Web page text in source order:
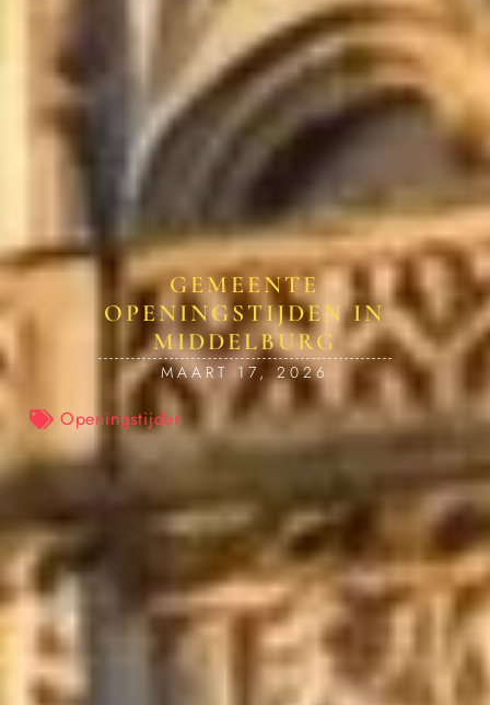
GEMEENTE
OPENINGSTIJDEN IN
MIDDELBURG
MAART 17, 2026
Openingstijden